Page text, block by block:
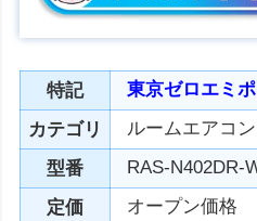
特記
東京ゼロエミ
カテゴリ
ルームエアコン
型番
RAS-N402DR-
定価
オープン価格